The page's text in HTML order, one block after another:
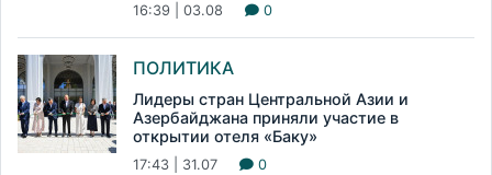
16:39 | 03.08 0
ПОЛИТИКА
Лидеры стран Центральной Азии и
Азербайджана приняли участие в
открытии отеля «Баку»
17:43 | 31.07 0